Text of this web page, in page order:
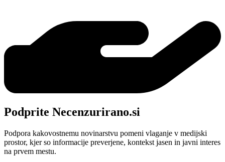
Podprite Necenzurirano.si
Podpora kakovostnemu novinarstvu pomeni vlaganje v medijski
prostor, kjer so informacije preverjene, kontekst jasen in javni interes
na prvem mestu.